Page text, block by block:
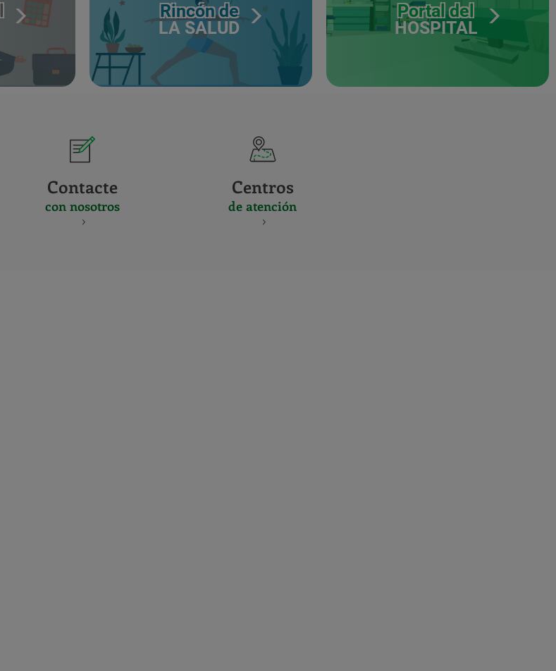
Rincón de
LA SALUD
Portal del
HOSPITAL
Contacte
con nosotros
Centros
de atención